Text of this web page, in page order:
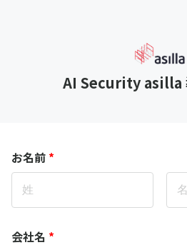
AI Security asilla
お名前 *
会社名 *